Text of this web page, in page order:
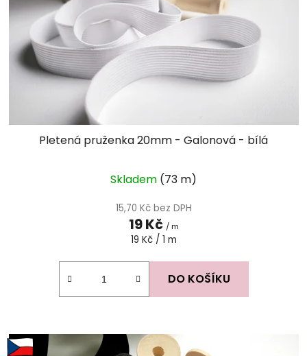
Pletená pruženka 20mm - Galonová - bílá
Skladem (73 m)
15,70 Kč bez DPH
19 Kč / m
Měrná
19 Kč / 1 m
DO KOŠÍKU